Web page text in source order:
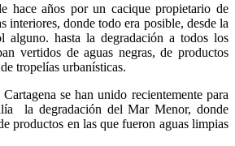
hace años por un cacique propietario de
interiores, donde todo era posible, desde la
alguno. hasta la degradación a todos los
vertidos de aguas negras, de productos
tropelías urbanísticas.
se han unido recientemente para
la degradación del Mar Menor, donde
productos en las que fueron aguas limpias